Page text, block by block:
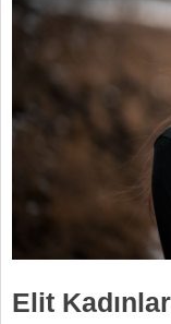
Elit